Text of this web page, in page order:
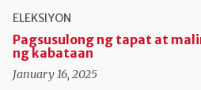
ELEKSIYON
Pagsusulong ng tapat at
ng kabataan
January 16, 2025